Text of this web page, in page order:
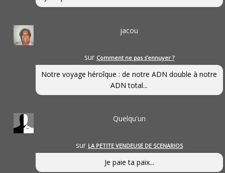
jacou
sur Comment ne pas s’ennuyer ?
Notre voyage héroîque : de notre ADN double à notre
ADN total...
Quelqu'un
sur LA PETITE VENDEUSE DE SCENARIOS
Je paie ta paix...